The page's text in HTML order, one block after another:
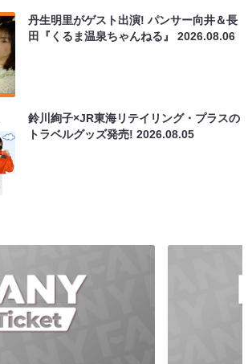
丹生明里がゲスト出演! パンサー向井＆長
田『くるま温泉ちゃんねる』2026.08.06
鈴川絢子×JR東海リテイリング・プラスの
トラベルグッズ発売!2026.08.05